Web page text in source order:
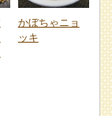
かぼちゃニョ
ッキ